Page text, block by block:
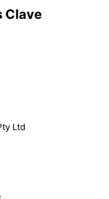
Clave
Ltd